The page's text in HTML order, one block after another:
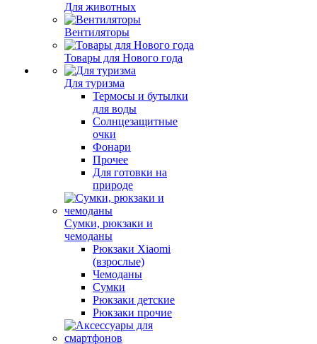
Для животных
Вентиляторы
Товары для Нового года
Для туризма
Термосы и бутылки
для воды
Солнцезащитные
очки
Фонари
Прочее
Для готовки на
природе
Сумки, рюкзаки и
чемоданы
Рюкзаки Xiaomi
(взрослые)
Чемоданы
Сумки
Рюкзаки детские
Рюкзаки прочие